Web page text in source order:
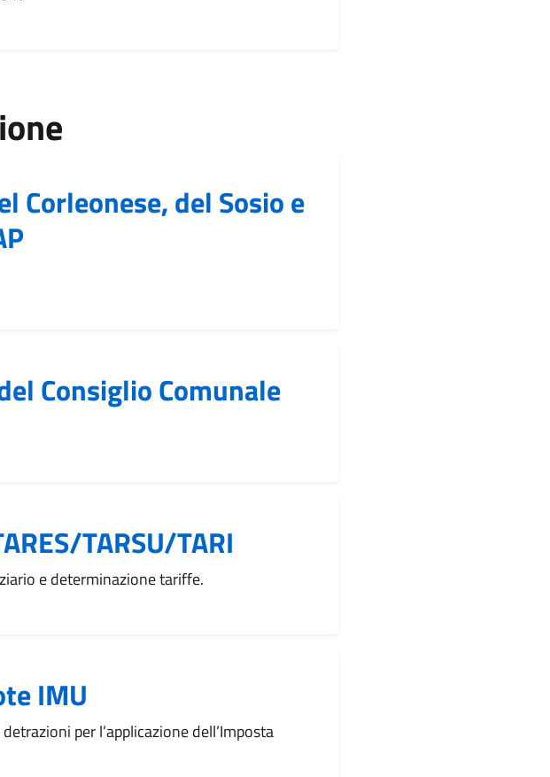
Corleonese, del Sosio e
Consiglio Comunale
TARSU/TARI
e determinazione tariffe.
IMU
per l’applicazione dell’Imposta